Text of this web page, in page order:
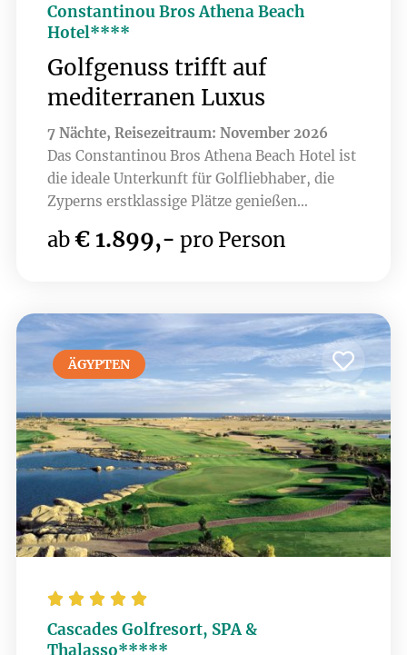
Constantinou Bros Athena Beach
Hotel****
Golfgenuss trifft auf
mediterranen Luxus
7 Nächte, Reisezeitraum: November 2026
Das Constantinou Bros Athena Beach Hotel ist
die ideale Unterkunft für Golfliebhaber, die
Zyperns erstklassige Plätze genießen
Top-Golfplätze wie Elea, Minthis , PGA -
ein Spa und erstklassige Restaurants, sorgen
für Erholung nach einer Runde Golf.
ab€ 1.899,- pro Person
ÄGYPTEN
    
Cascades Golfresort, SPA &
Thalasso*****